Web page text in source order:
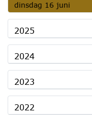
dinsdag 16 juni
2025
2024
2023
2022